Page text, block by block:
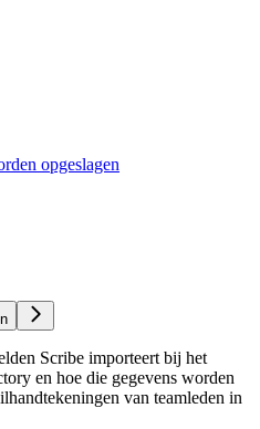
opgeslagen
Scribe importeert bij het
en hoe die gegevens worden
van teamleden in